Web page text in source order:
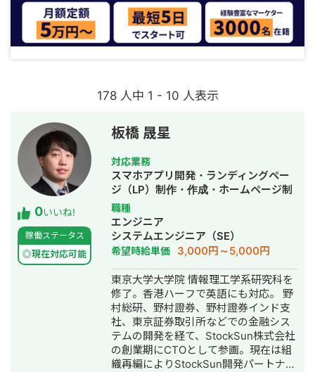
178 人中 1 - 10 人表示
0いいね!
稼働ステータス
◎現在対応可能
板橋 晟星
対応業務
スマホアプリ開発・ランディングペー
ジ（LP）制作・作成・ホームページ制
作・作成・バナー制作・デザイン・漫
画制作・AI活用
職種
エンジニア
システムエンジニア（SE）
希望時給単価 3,000円～5,000円
東京大学大学院 情報理工学系研究科を
修了。香港ハーフで英語にも対応。 野
村総研、野村證券、野村證券インド支
社、東京証券取引所などでの金融シス
テムの開発を経て、StockSun株式会社
の創業期にCTOとして参画。現在は組
織再編によりStockSun開発パートナー